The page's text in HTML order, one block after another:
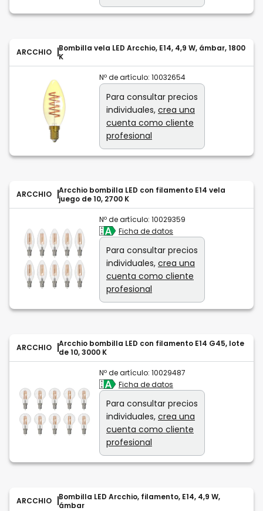
ARCCHIO
Bombilla vela LED Arcchio, E14, 4,9 W, ámbar, 1800
K
Nº de artículo: 10032654
Para consultar precios
individuales, crea una
cuenta como cliente
profesional
ARCCHIO
Arcchio bombilla LED con filamento E14 vela
juego de 10, 2700 K
Nº de artículo: 10029359
Ficha de datos
Para consultar precios
individuales, crea una
cuenta como cliente
profesional
ARCCHIO
Arcchio bombilla LED con filamento E14 G45, lote
de 10, 3000 K
Nº de artículo: 10029487
Ficha de datos
Para consultar precios
individuales, crea una
cuenta como cliente
profesional
ARCCHIO
Bombilla LED Arcchio, filamento, E14, 4,9 W,
ámbar